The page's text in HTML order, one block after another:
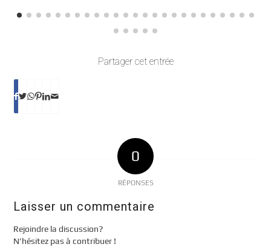
Partager cet entrée
0
RÉPONSES
Laisser un commentaire
Rejoindre la discussion?
N’hésitez pas à contribuer !